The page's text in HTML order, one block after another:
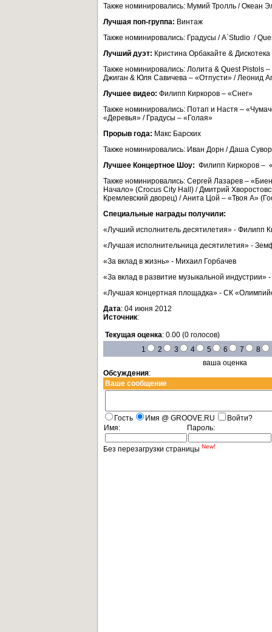
Также номинировались: Мумий Тролль / Океан
Лучшая поп-группа: Винтаж
Также номинировались: Градусы / A`Studio /
Лучший дуэт: Кристина Орбакайте &
Также номинировались: Лолита & Quest Pistols
Джиган & Юля Савичева – «Отпусти» / Леонид
Лучшее видео: Филипп Киркоров – «Снег»
Также номинировались: Потап и Настя –
«Деревья» / Градусы – «Голая»
Прорыв года: Макс Барских
Также номинировались: Иван Дорн / Даша
Лучшее Концертное Шоу: Филипп Киркоров –
Также номинировались: Сергей Лазарев –
Начало» (Crocus City Hall) / Дмитрий
Кремлевский дворец) / Анита Цой – «Твоя А»
Специальные награды получили:
«Лучший исполнитель десятилетия» - Филипп
«Лучшая исполнительница десятилетия» -
«За вклад в жизнь» - Михаил Горбачев
«За вклад в развитие музыкальной индустрии»
«Лучшая концертная площадка» - СК
Дата: 04 июня 2012
Источник:
Текущая оценка: 0.00 (0 голосов)
1
2 3 4 5 6 7 8
ваша оценка
Обсуждения:
Ваше сообщение
Гость Имя @ GROOVE.RU
Войти?
Имя:
Пароль:
Без перезагрузки страницы New!